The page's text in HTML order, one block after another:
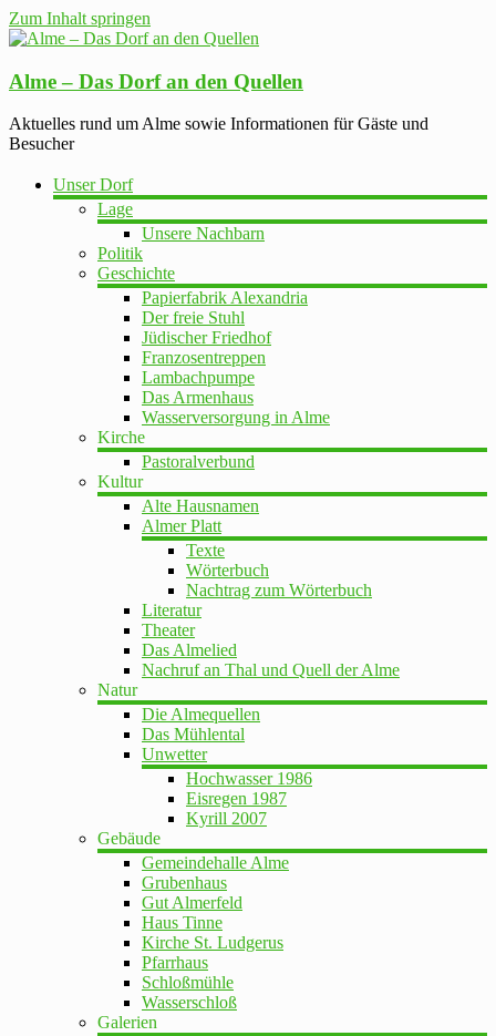
Zum Inhalt springen
Alme – Das Dorf an den Quellen
Aktuelles rund um Alme sowie Informationen für Gäste und
Besucher
Unser Dorf
Lage
Unsere Nachbarn
Politik
Geschichte
Papierfabrik Alexandria
Der freie Stuhl
Jüdischer Friedhof
Franzosentreppen
Lambachpumpe
Das Armenhaus
Wasserversorgung in Alme
Kirche
Pastoralverbund
Kultur
Alte Hausnamen
Almer Platt
Texte
Wörterbuch
Nachtrag zum Wörterbuch
Literatur
Theater
Das Almelied
Nachruf an Thal und Quell der Alme
Natur
Die Almequellen
Das Mühlental
Unwetter
Hochwasser 1986
Eisregen 1987
Kyrill 2007
Gebäude
Gemeindehalle Alme
Grubenhaus
Gut Almerfeld
Haus Tinne
Kirche St. Ludgerus
Pfarrhaus
Schloßmühle
Wasserschloß
Galerien